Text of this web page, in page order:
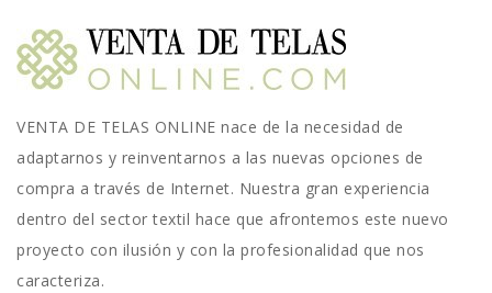
VENTA DE TELAS ONLINE nace de la necesidad de
adaptarnos y reinventarnos a las nuevas opciones de
compra a través de Internet. Nuestra gran experiencia
dentro del sector textil hace que afrontemos este nuevo
proyecto con ilusión y con la profesionalidad que nos
caracteriza.